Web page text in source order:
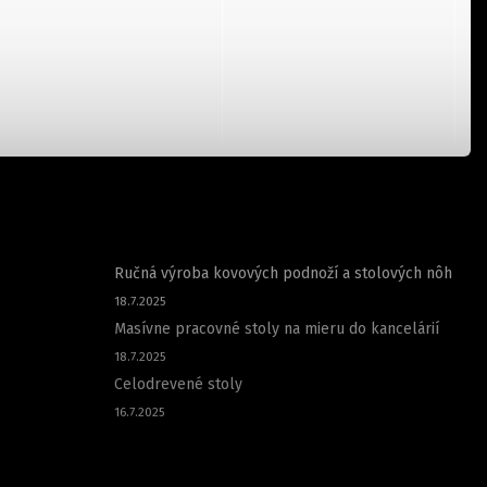
Ručná výroba kovových podnoží a stolových nôh
18.7.2025
Masívne pracovné stoly na mieru do kancelárií
18.7.2025
Celodrevené stoly
16.7.2025